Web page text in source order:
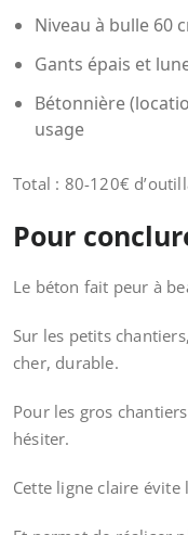
Niveau à bulle 60
Gants épais et
Bétonnière
usage
Total : 80-120€
Pour
Le béton fait peur à
Sur les petits
cher, durable.
Pour les gros
hésiter.
Cette ligne claire évite